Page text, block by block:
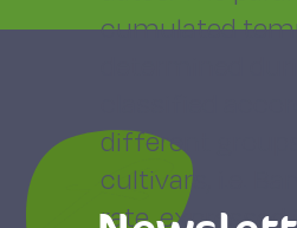
cumulated
different
cultivars, i.e.
rate,